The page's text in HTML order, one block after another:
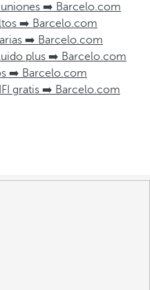
➡️ Barcelo.com
➡️ Barcelo.com
➡️ Barcelo.com
plus ➡️ Barcelo.com
➡️ Barcelo.com
gratis ➡️ Barcelo.com